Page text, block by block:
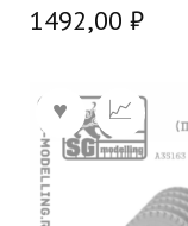
1492,00 ₽